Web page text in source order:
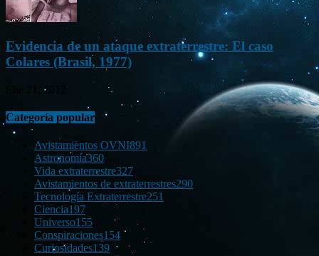
Evidencia de un ataque extraterrestre: El caso
Colares (Brasil, 1977)
Ene 21, 2012
Categoría popular
Avistamientos OVNI891
Astronomía360
Vida extraterrestre327
Avistamientos de extraterrestres290
Tecnología Extraterrestre251
Ciencia197
Universo155
Conspiraciones154
Curiosidades139